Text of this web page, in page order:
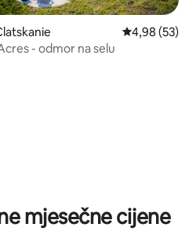
5, recenzija: 107
Prosječna
4,98 (53)
- odmor na selu
mjesečne cijene